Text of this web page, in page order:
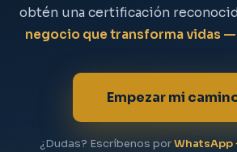
obtén una certificación
negocio que transforma vidas —
Empezar mi
¿Dudas? Escríbenos porWhatsApp